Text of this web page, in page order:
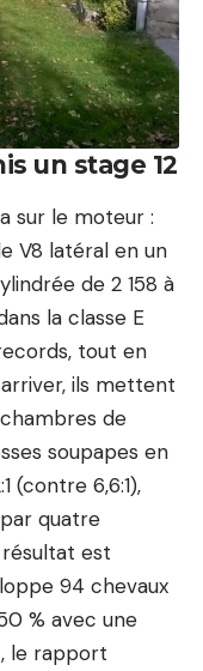
un stage 12
sur le moteur :
V8 latéral en un
de 2 158 à
la classe E
tout en
ils mettent
de
soupapes en
(contre 6,6:1),
quatre
est
94 chevaux
% avec une
le rapport